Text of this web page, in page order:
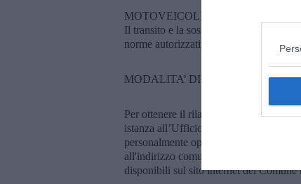
MOTOVEICOLI
Il transito e la sosta di motocicli e
norme autorizzative per le auto.
MODALITA’ DI RILASCIO DEI
Per ottenere il rilascio dei permessi di
istanza all’Ufficio di Polizia
personalmente oppure inviando
all'indirizzo
disponibili sul sito internet del Comune